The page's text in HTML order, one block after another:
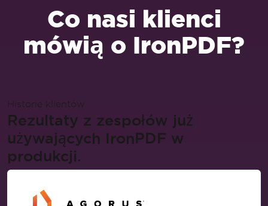
Co nasi klienci
mówią o IronPDF?
Historie klientów
Rezultaty z zespołów już
używających IronPDF w
produkcji.